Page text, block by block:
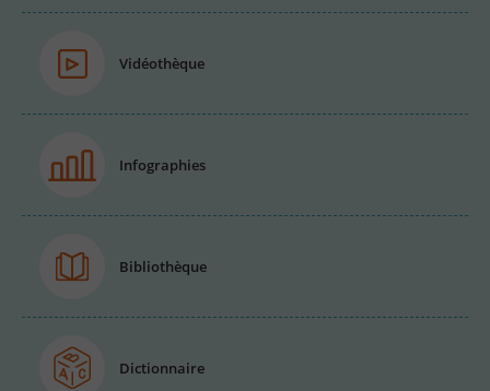
Vidéothèque
Infographies
Bibliothèque
Dictionnaire